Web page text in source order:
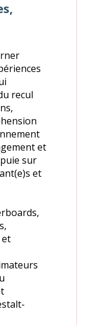
recul
et
sur
et